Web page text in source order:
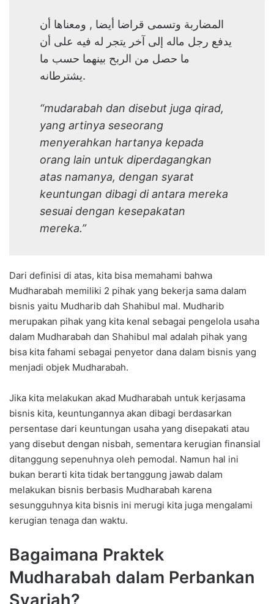
المضاربة وتسمى قراضا أيضا , ومعناها أن
يدفع رجل ماله إلى آخر يتجر له فيه على أن
ما حصل من الربح بينهما حسب ما
يشترطانه.
“mudarabah dan disebut juga qirad,
yang artinya seseorang
menyerahkan hartanya kepada
orang lain untuk diperdagangkan
atas namanya, dengan syarat
keuntungan dibagi di antara mereka
sesuai dengan kesepakatan
mereka.”
Dari definisi di atas, kita bisa memahami bahwa
Mudharabah memiliki 2 pihak yang bekerja sama dalam
bisnis yaitu Mudharib dah Shahibul mal. Mudharib
merupakan pihak yang kita kenal sebagai pengelola usaha
dalam Mudharabah dan Shahibul mal adalah pihak yang
bisa kita fahami sebagai penyetor dana dalam bisnis yang
menjadi objek Mudharabah.
Jika kita melakukan akad Mudharabah untuk kerjasama
bisnis kita, keuntungannya akan dibagi berdasarkan
persentase dari keuntungan usaha yang disepakati atau
yang disebut dengan nisbah, sementara kerugian finansial
ditanggung sepenuhnya oleh pemodal. Namun hal ini
bukan berarti kita tidak bertanggung jawab dalam
melakukan bisnis berbasis Mudharabah karena
sesungguhnya kita bisnis ini merugi kita juga mengalami
kerugian tenaga dan waktu.
Bagaimana Praktek
Mudharabah dalam Perbankan